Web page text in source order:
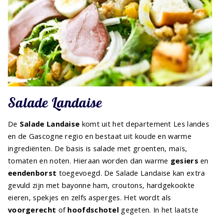
Salade Landaise
De Salade Landaise komt uit het departement Les landes
en de Gascogne regio en bestaat uit koude en warme
ingrediënten. De basis is salade met groenten, maïs,
tomaten en noten. Hieraan worden dan warme gesiers en
eendenborst toegevoegd. De Salade Landaise kan extra
gevuld zijn met bayonne ham, croutons, hardgekookte
eieren, spekjes en zelfs asperges. Het wordt als
voorgerecht of hoofdschotel gegeten. In het laatste